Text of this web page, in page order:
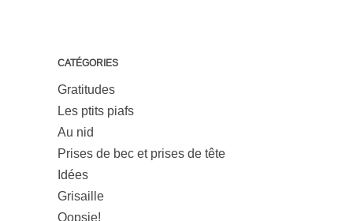
CATÉGORIES
Gratitudes
Les ptits piafs
Au nid
Prises de bec et prises de tête
Idées
Grisaille
Oopsie!